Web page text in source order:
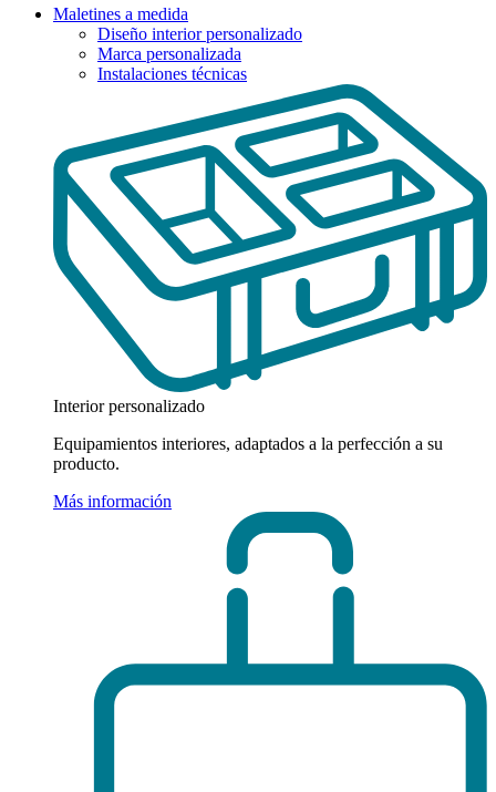
Maletines a medida
Diseño interior personalizado
Marca personalizada
Instalaciones técnicas
Interior personalizado
Equipamientos interiores, adaptados a la perfección a su
producto.
Más información